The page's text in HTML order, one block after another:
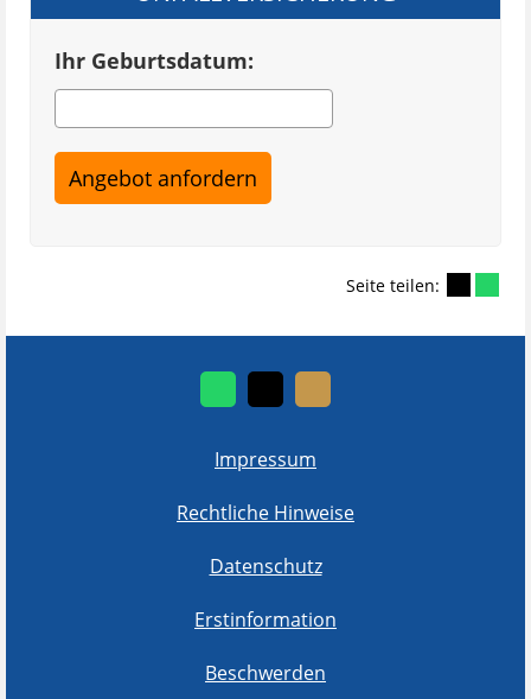
Ihr Geburtsdatum:
Seite teilen:
Impressum
Rechtliche Hinweise
Datenschutz
Erstinformation
Beschwerden